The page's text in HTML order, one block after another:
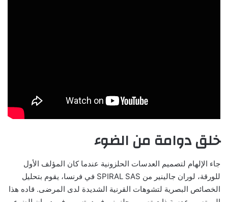
خلق دوامة من الضوء
جاء الإلهام لتصميم العدسات الحلزونية عندما كان المؤلف الأول
للورقة، لوران جالينير من SPIRAL SAS في فرنسا، يقوم بتحليل
الخصائص البصرية لتشوهات القرنية الشديدة لدى المرضى. قاده هذا